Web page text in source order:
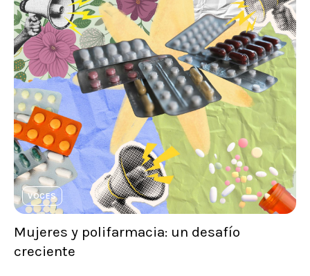
VOCES
Mujeres y polifarmacia: un desafío
creciente